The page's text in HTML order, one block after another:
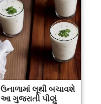
ઉનાળામાં લૂથી બચાવશે
આ ગુજરાતી પીણું